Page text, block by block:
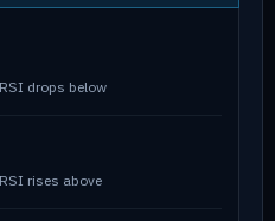
drops below
rises above